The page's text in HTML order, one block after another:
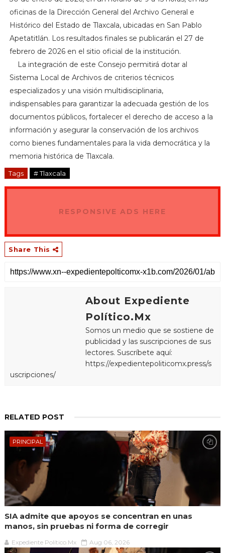
oficinas de la Dirección General del Archivo General e
Histórico del Estado de Tlaxcala, ubicadas en San Pablo
Apetatitlán. Los resultados finales se publicarán el 27 de
febrero de 2026 en el sitio oficial de la institución.
La integración de este Consejo permitirá dotar al
Sistema Local de Archivos de criterios técnicos
especializados y una visión multidisciplinaria,
indispensables para garantizar la adecuada gestión de los
documentos públicos, fortalecer el derecho de acceso a la
información y asegurar la conservación de los archivos
como bienes fundamentales para la vida democrática y la
memoria histórica de Tlaxcala.
Tags # Tlaxcala
RESPONSIVE ADS HERE
Share This
About Expediente
Político.Mx
Somos un medio que se sostiene de
publicidad y las suscripciones de sus
lectores. Suscríbete aquí:
https://expedientepoliticomx.press/s
uscripciones/
RELATED POST
PRINCIPAL
SIA admite que apoyos se concentran en unas
manos, sin pruebas ni forma de corregir
Expediente Político.Mx Aug 06, 2026